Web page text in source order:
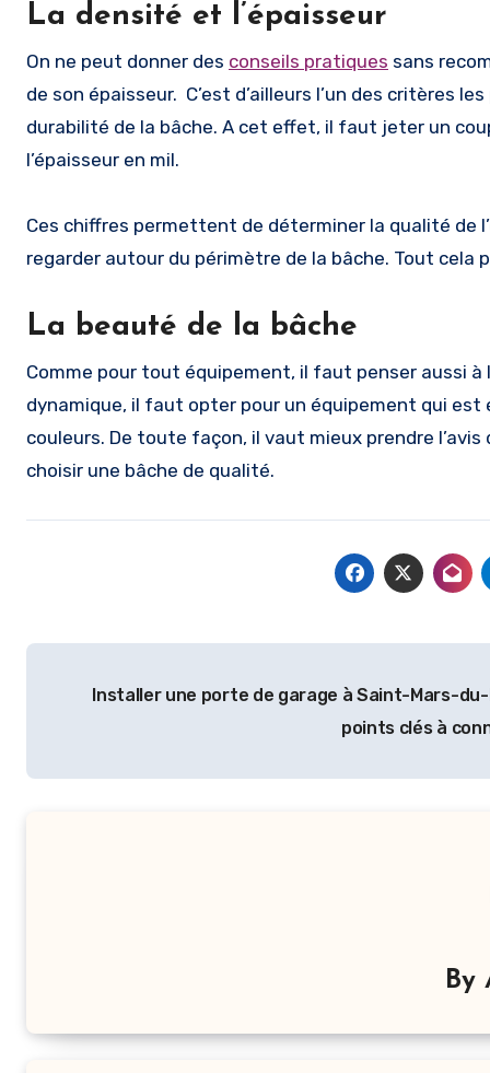
La densité et l’épaisseur
On ne peut donner des conseils pratiques sans
de son épaisseur. C’est d’ailleurs l’un des critères
durabilité de la bâche. A cet effet, il faut jeter un
l’épaisseur en mil.
Ces chiffres permettent de déterminer la qualité de
regarder autour du périmètre de la bâche. Tout cela
La beauté de la bâche
Comme pour tout équipement, il faut penser aussi
dynamique, il faut opter pour un équipement qui
couleurs. De toute façon, il vaut mieux prendre l’avis
choisir une bâche de qualité.
Installer une porte de garage à Saint-Mars-
points clés à
By